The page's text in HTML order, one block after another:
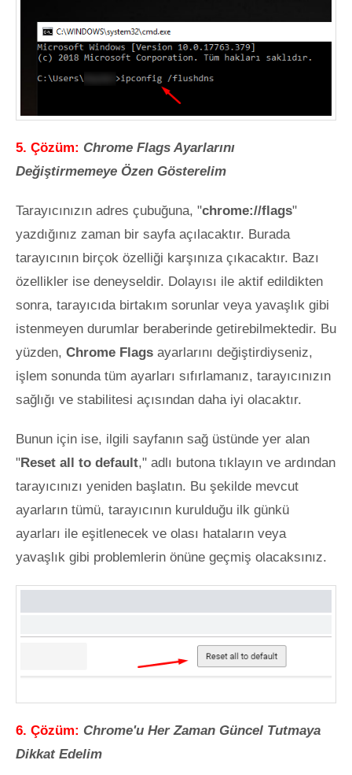
5. Çözüm: Chrome Flags Ayarlarını
Değiştirmemeye Özen Gösterelim
Tarayıcınızın adres çubuğuna, "chrome://flags"
yazdığınız zaman bir sayfa açılacaktır. Burada
tarayıcının birçok özelliği karşınıza çıkacaktır. Bazı
özellikler ise deneyseldir. Dolayısı ile aktif edildikten
sonra, tarayıcıda birtakım sorunlar veya yavaşlık gibi
istenmeyen durumlar beraberinde getirebilmektedir. Bu
yüzden, Chrome Flags ayarlarını değiştirdiyseniz,
işlem sonunda tüm ayarları sıfırlamanız, tarayıcınızın
sağlığı ve stabilitesi açısından daha iyi olacaktır.
Bunun için ise, ilgili sayfanın sağ üstünde yer alan
"Reset all to default," adlı butona tıklayın ve ardından
tarayıcınızı yeniden başlatın. Bu şekilde mevcut
ayarların tümü, tarayıcının kurulduğu ilk günkü
ayarları ile eşitlenecek ve olası hataların veya
yavaşlık gibi problemlerin önüne geçmiş olacaksınız.
6. Çözüm: Chrome'u Her Zaman Güncel Tutmaya
Dikkat Edelim